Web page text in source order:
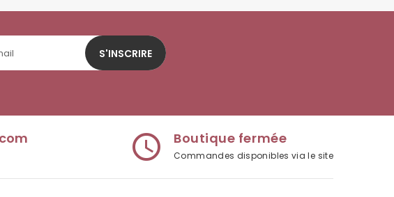
S'INSCRIRE
access_time Boutique fermée
Commandes disponibles via le site